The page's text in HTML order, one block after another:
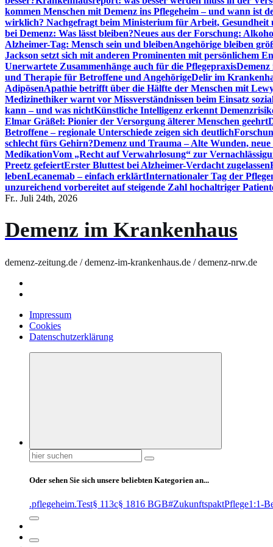
kommen Menschen mit Demenz ins Pflegeheim – und wann ist
wirklich? Nachgefragt beim Ministerium für Arbeit, Gesundheit
bei Demenz: Was lässt bleiben?Neues aus der Forschung:
Alzheimer-Tag: Mensch sein und bleibenAngehörige bleiben
Jackson setzt sich mit anderen Prominenten mit persönlichem
Unerwartete Zusammenhänge auch für die Pflegepraxis
und Therapie für Betroffene und AngehörigeDelir im
AdipösenApathie betrifft über die Hälfte der Menschen mit
Medizinethiker warnt vor Missverständnissen beim Einsatz
kann – und was nichtKünstliche Intelligenz erkennt
Elmar Gräßel: Pionier der Versorgung älterer Menschen geehrt
Betroffene – regionale Unterschiede zeigen sich deutlich
schlecht fürs Gehirn?Demenz und Trauma – Alte Wunden,
MedikationVom „Recht auf Verwahrlosung“ zur
Preetz gefeiertErster Bluttest bei Alzheimer-Verdacht zugelassen
lebenLecanemab – einfach erklärtInternationaler Tag der
unzureichend vorbereitet auf steigende Zahl hochaltriger
Fr.. Juli 24th, 2026
Demenz im Krankenhaus
demenz-zeitung.de / demenz-im-krankenhaus.de / demenz-nrw.de
Impressum
Cookies
Datenschutzerklärung
Suchen
nach:
Oder sehen Sie sich unsere beliebten Kategorien an...
.pflegeheim.Test§ 113c§ 1816 BGB#ZukunftspaktPflege1:1-